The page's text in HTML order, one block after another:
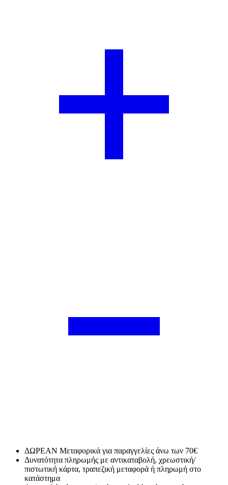
ΔΩΡΕΑΝ Μεταφορικά για παραγγελίες άνω των 70€
Δυνατότητα πληρωμής με αντικαταβολή, χρεωστική/
πιστωτική κάρτα, τραπεζική μεταφορά ή πληρωμή στο
κατάστημα